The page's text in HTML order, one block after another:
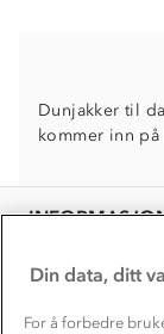
Dunjakker til
kommer inn
Våre butikker
Bedrift,
Presse
OM OSS
Materialer
Samarbeide
Vask og
Store
Turmat
Beredskap
Få
Overnatte
Leirskole 🥾
Din data, ditt
For å forbedre